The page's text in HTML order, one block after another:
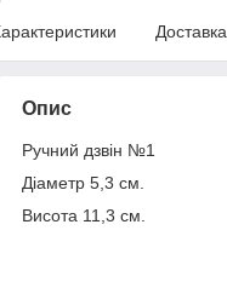
Доставка
Опис
Ручний дзвін №1
Діаметр 5,3 см.
Висота 11,3 см.